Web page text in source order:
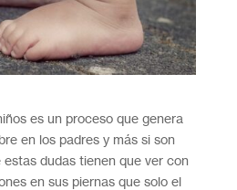
es un proceso que genera
en los padres y más si son
estas dudas tienen que ver con
en sus piernas que solo el